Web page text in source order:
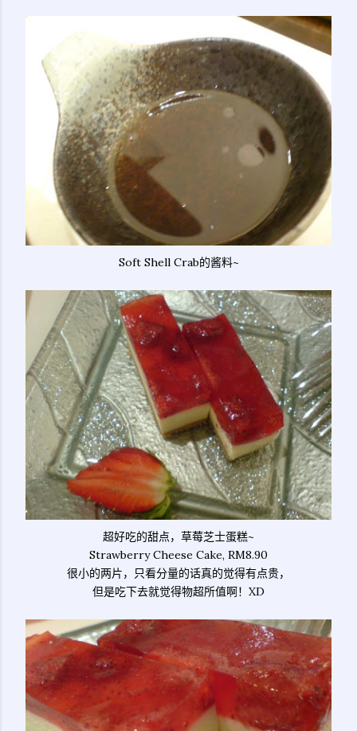
Soft Shell Crab的酱料~
超好吃的甜点，草莓芝士蛋糕~
Strawberry Cheese Cake, RM8.90
很小的两片，只看分量的话真的觉得有点贵，
但是吃下去就觉得物超所值啊！XD